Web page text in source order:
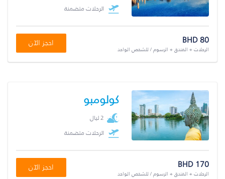
الرحلات متضمنة
BHD 80
الرحلات + الفندق + الرسوم / للشخص الواحد
احجز الآن
كولومبو
2 ليال
الرحلات متضمنة
BHD 170
الرحلات + الفندق + الرسوم / للشخص الواحد
احجز الآن